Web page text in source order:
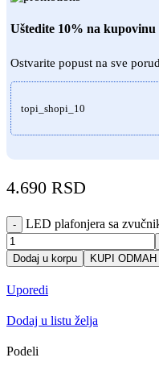
Uštedite 10% na kupovinu
Ostvarite popust na sve
topi_shopi_10
4.690 RSD
- LED plafonjera sa
Dodaj u korpu
KUPI ODMAH
Uporedi
Dodaj u listu želja
Podeli